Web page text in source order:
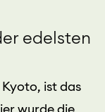
edelsten
ist das